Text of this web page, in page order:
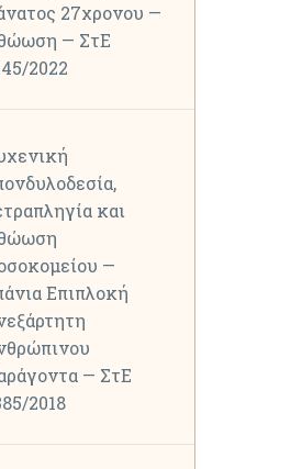
27χρονου —
— ΣτΕ
2022
και
—
Επιπλοκή
— ΣτΕ
2018